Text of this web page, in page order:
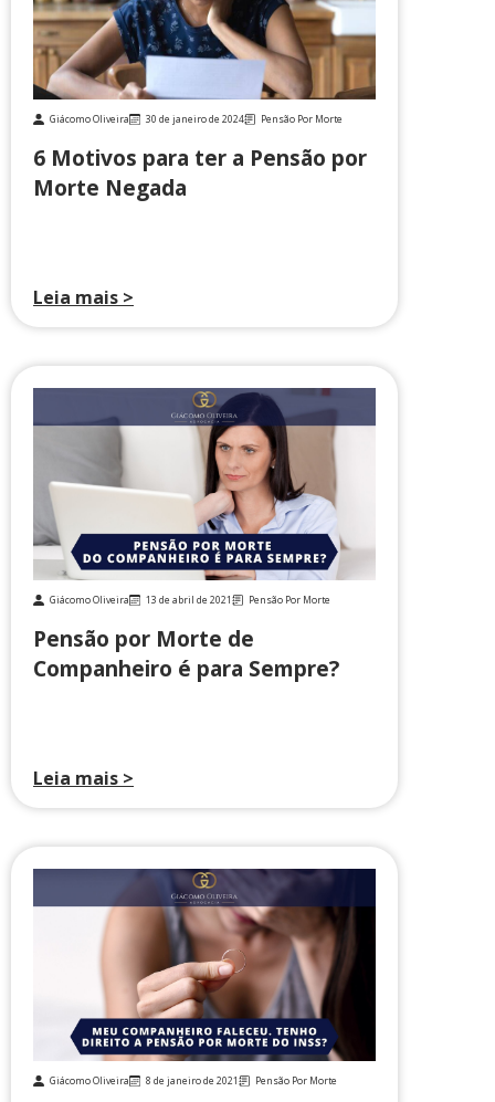
Giácomo Oliveira 30 de janeiro de 2024 Pensão Por Morte
6 Motivos para ter a Pensão por
Morte Negada
Leia mais >
Giácomo Oliveira 13 de abril de 2021 Pensão Por Morte
Pensão por Morte de
Companheiro é para Sempre?
Leia mais >
Giácomo Oliveira 8 de janeiro de 2021 Pensão Por Morte